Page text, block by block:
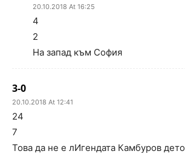
20.10.2018 At 16:25
4
2
На запад към София
3-0
20.10.2018 At 12:41
24
7
Това да не е лИгендата Камбуров